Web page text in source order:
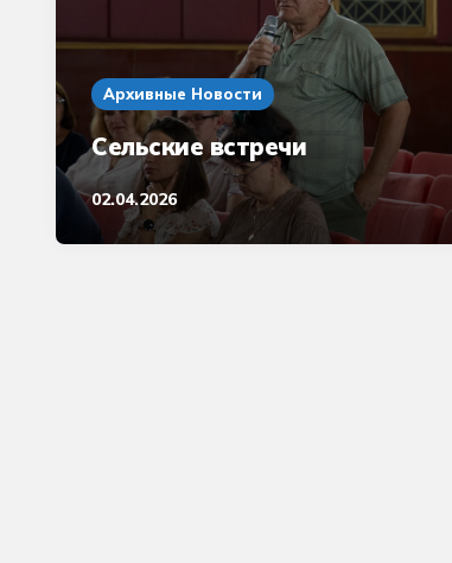
Архивные Новости
Сельские встречи
02.04.2026